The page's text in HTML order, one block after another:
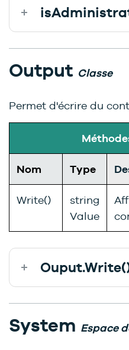
Output Classe
Permet d'écrire du
Nom Type
Write()
string
Value
System Espace